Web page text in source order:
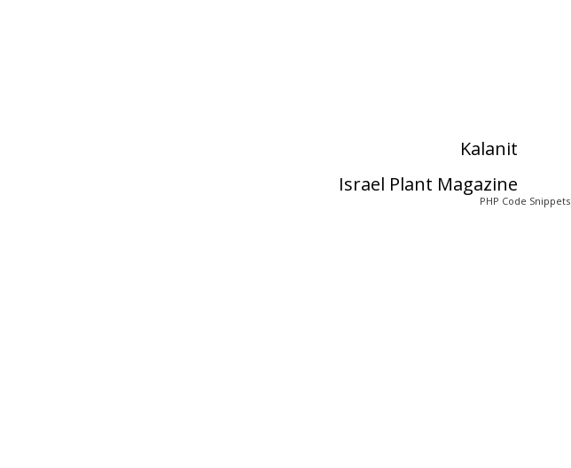
Kalanit
Israel Plant Magazine
PHP Code Snippets